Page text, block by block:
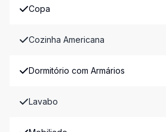
Copa
Cozinha Americana
Dormitório com Armários
Lavabo